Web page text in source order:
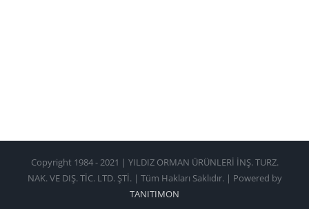
Copyright 1984 - 2021 | YILDIZ ORMAN ÜRÜNLERİ İNŞ. TURZ.
NAK. VE DIŞ. TİC. LTD. ŞTİ. | Tüm Hakları Saklıdır. | Powered by
TANITIMON